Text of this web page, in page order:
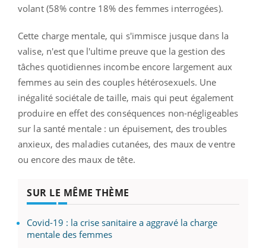
volant (58% contre 18% des femmes interrogées).
Cette charge mentale, qui s'immisce jusque dans la
valise, n'est que l'ultime preuve que la gestion des
tâches quotidiennes incombe encore largement aux
femmes au sein des couples hétérosexuels. Une
inégalité sociétale de taille, mais qui peut également
produire en effet des conséquences non-négligeables
sur la santé mentale : un épuisement, des troubles
anxieux, des maladies cutanées, des maux de ventre
ou encore des maux de tête.
SUR LE MÊME THÈME
Covid-19 : la crise sanitaire a aggravé la charge
mentale des femmes